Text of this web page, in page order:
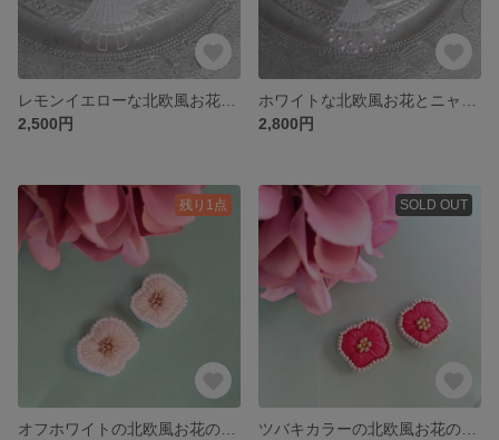
2,500円
2,800円
残り1点 SOLD OUT